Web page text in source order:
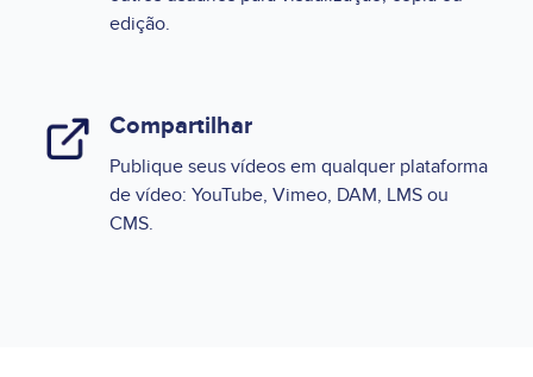
edição.
Compartilhar
Publique seus vídeos em qualquer plataforma
de vídeo: YouTube, Vimeo, DAM, LMS ou
CMS.